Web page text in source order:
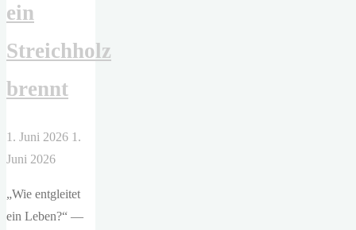
ein
Streichholz
brennt
1. Juni 2026 1.
Juni 2026
„Wie entgleitet
ein Leben?“ —